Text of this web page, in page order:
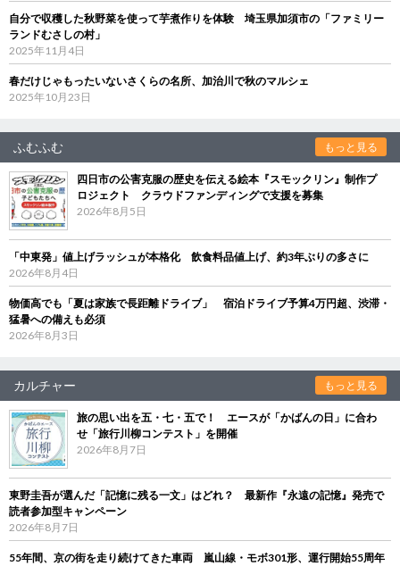
自分で収穫した秋野菜を使って芋煮作りを体験 埼玉県加須市の「ファミリー
ランドむさしの村」
2025年11月4日
春だけじゃもったいないさくらの名所、加治川で秋のマルシェ
2025年10月23日
ふむふむ もっと見る
四日市の公害克服の歴史を伝える絵本『スモックリン』制作プ
ロジェクト クラウドファンディングで支援を募集
2026年8月5日
「中東発」値上げラッシュが本格化 飲食料品値上げ、約3年ぶりの多さに
2026年8月4日
物価高でも「夏は家族で長距離ドライブ」 宿泊ドライブ予算4万円超、渋滞・
猛暑への備えも必須
2026年8月3日
カルチャー もっと見る
旅の思い出を五・七・五で！ エースが「かばんの日」に合わ
せ「旅行川柳コンテスト」を開催
2026年8月7日
東野圭吾が選んだ「記憶に残る一文」はどれ？ 最新作『永遠の記憶』発売で
読者参加型キャンペーン
2026年8月7日
55年間、京の街を走り続けてきた車両 嵐山線・モボ301形、運行開始55周年